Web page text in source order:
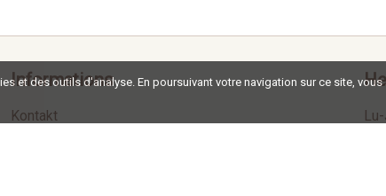
Informations
Kontakt
et des outils d'analyse. En poursuivant votre navigation sur ce site,